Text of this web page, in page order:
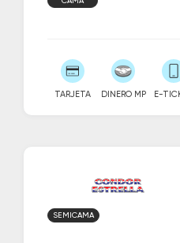
TARJETA DINERO MP E-
SEMICAMA